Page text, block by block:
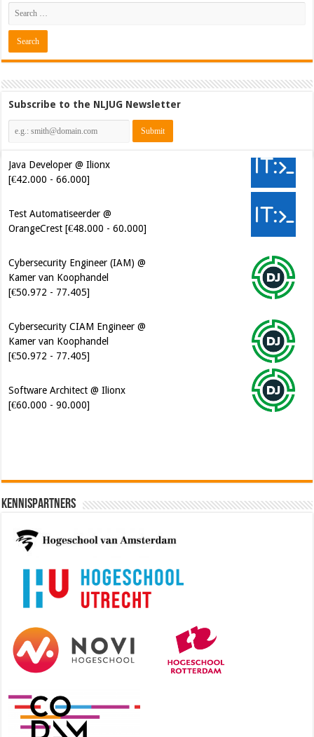
Subscribe to the NLJUG Newsletter
Java Developer @ Ilionx
[€42.000 - 66.000]
Test Automatiseerder @
OrangeCrest [€48.000 - 60.000]
Cybersecurity Engineer (IAM) @
Kamer van Koophandel
[€50.972 - 77.405]
Cybersecurity CIAM Engineer @
Kamer van Koophandel
[€50.972 - 77.405]
Software Architect @ Ilionx
[€60.000 - 90.000]
Kennispartners